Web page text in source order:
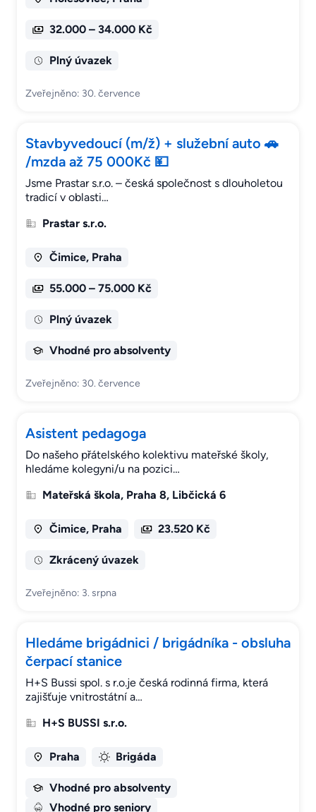
32.000 – 34.000 Kč
Plný úvazek
Zveřejněno: 30. července
Stavbyvedoucí (m/ž) + služební auto 🚗
/mzda až 75 000Kč 💴
Jsme Prastar s.r.o. – česká společnost s dlouholetou
tradicí v oblasti…
Prastar s.r.o.
Čimice, Praha
55.000 – 75.000 Kč
Plný úvazek
Vhodné pro absolventy
Zveřejněno: 30. července
Asistent pedagoga
Do našeho přátelského kolektivu mateřské školy,
hledáme kolegyni/u na pozici…
Mateřská škola, Praha 8, Libčická 6
Čimice, Praha 23.520 Kč
Zkrácený úvazek
Zveřejněno: 3. srpna
Hledáme brigádnici / brigádníka - obsluha
čerpací stanice
H+S Bussi spol. s r.o.je česká rodinná firma, která
zajišťuje vnitrostátní a…
H+S BUSSI s.r.o.
Praha Brigáda
Vhodné pro absolventy
Vhodné pro seniory